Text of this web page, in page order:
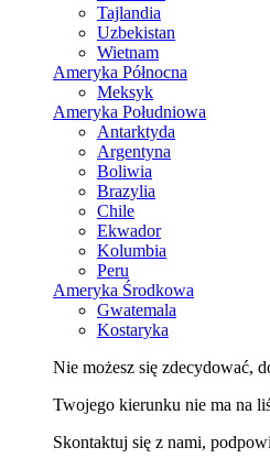
Tajlandia
Uzbekistan
Wietnam
Ameryka Północna
Meksyk
Ameryka Południowa
Antarktyda
Argentyna
Boliwia
Brazylia
Chile
Ekwador
Kolumbia
Peru
Ameryka Środkowa
Gwatemala
Kostaryka
Nie możesz się zdecydować,
Twojego kierunku nie ma na
Skontaktuj się z nami,